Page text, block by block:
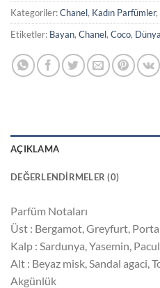
Kategoriler:Chanel, Kadın Parfümler,
Etiketler: Bayan, Chanel, Coco,
AÇIKLAMA
DEĞERLENDIRMELER (0)
Parfüm Notaları
Üst : Bergamot, Greyfurt,
Kalp : Sardunya, Yasemin,
Alt : Beyaz misk, Sandal agaci,
Akgünlük